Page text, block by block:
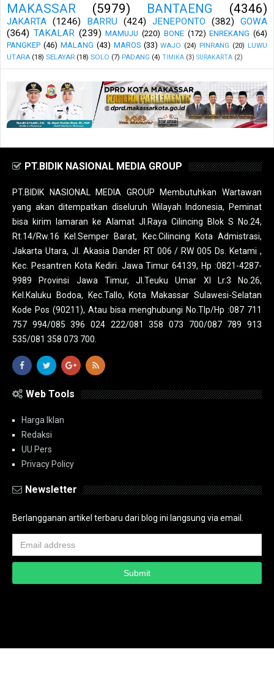
MAKASSAR (5979) BANTAENG (4346)
JAKARTA (1246) BARRU (424) JENEPONTO (382)
GOWA
(364) TAKALAR (239) MAMUJU (220) BONE (172) ENREKANG (64)
PANGKEP (46) MALANG (43) MAROS (33) WAJO (24) PINRANG (20) LUWU
UTARA (18) SELAYAR (18) SOLO (7) PADANG (4) TIMIKA (3) SURAKARTA (2)
PT.BIDIK NASIONAL MEDIA GROUP
PT.BIDIK NASIONAL MEDIA GROUP Membutuhkan Wartawan
yang akan ditempatkan diseluruh Wilayah Indonesia, Peminat
bisa kirim lamaran ke Alamat Jl.Raya Cilincing Blok S No.24,
Rt.14/Rw.16 Kel.Semper Barat, Kec.Cilincing Kota Admistrasi,
Jakarta Utara, Jl. Akasia Dander RT 006 / RW 005 Ds. Ketami ,
Kec. Pesantren Kota Kediri. Jawa Timur 64139, Hp :0821-4287-
9989 Provinsi Jawa Timur, Jl.Teuku Umar XI Lr.3 No.26,
Kel.Kaluku Bodoa, Kec.Tallo, Kota Makassar Sulawesi-Selatan
Kode Pos (90211), Atau bisa menghubungi No.Tlp/Hp :087 711
757 994/085 396 024 222/081 358 073 700/087 789 913
535/081 358 073 700.
Web Tools
Harga Iklan
Redaksi
UU Pers
Privacy Policy
Newsletter
Berlangganan artikel terbaru dari blog ini langsung via email.